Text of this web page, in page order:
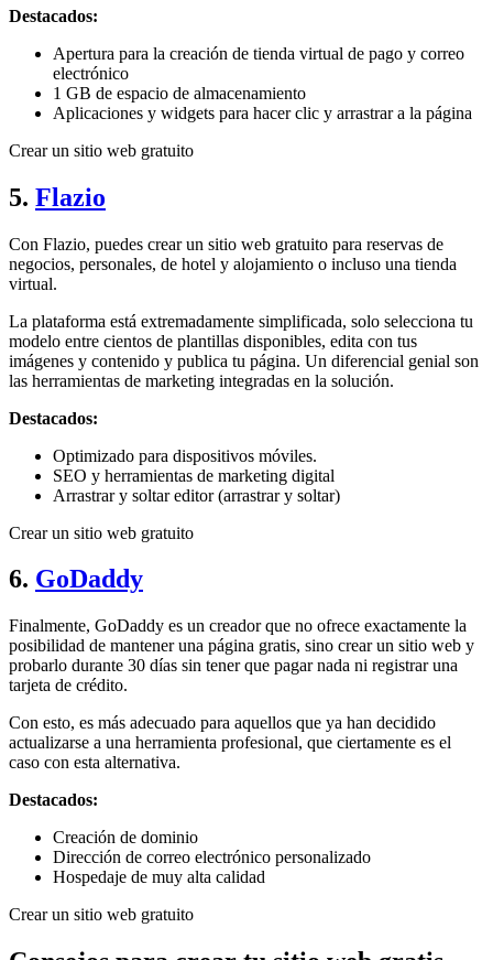
Destacados:
Apertura para la creación de tienda virtual de pago y correo
electrónico
1 GB de espacio de almacenamiento
Aplicaciones y widgets para hacer clic y arrastrar a la página
Crear un sitio web gratuito
5. Flazio
Con Flazio, puedes crear un sitio web gratuito para reservas de
negocios, personales, de hotel y alojamiento o incluso una tienda
virtual.
La plataforma está extremadamente simplificada, solo selecciona tu
modelo entre cientos de plantillas disponibles, edita con tus
imágenes y contenido y publica tu página. Un diferencial genial son
las herramientas de marketing integradas en la solución.
Destacados:
Optimizado para dispositivos móviles.
SEO y herramientas de marketing digital
Arrastrar y soltar editor (arrastrar y soltar)
Crear un sitio web gratuito
6. GoDaddy
Finalmente, GoDaddy es un creador que no ofrece exactamente la
posibilidad de mantener una página gratis, sino crear un sitio web y
probarlo durante 30 días sin tener que pagar nada ni registrar una
tarjeta de crédito.
Con esto, es más adecuado para aquellos que ya han decidido
actualizarse a una herramienta profesional, que ciertamente es el
caso con esta alternativa.
Destacados:
Creación de dominio
Dirección de correo electrónico personalizado
Hospedaje de muy alta calidad
Crear un sitio web gratuito